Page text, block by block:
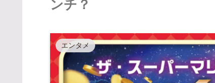
ンチ？
エンタメ